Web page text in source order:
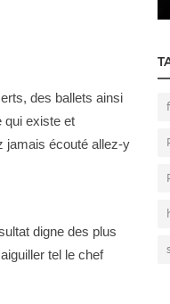
des ballets ainsi
qui existe et
jamais écouté allez-y
digne des plus
tel le chef